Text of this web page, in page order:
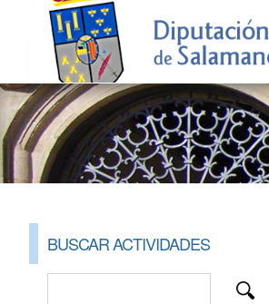
BUSCAR ACTIVIDADES